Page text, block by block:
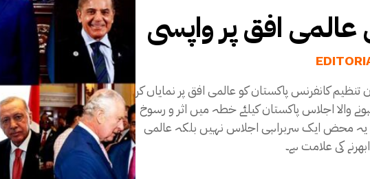
عالمی افق پر واپسی
تنظیم کانفرنس پاکستان کو عالمی افق پر نمایاں کر
والا اجلاس پاکستان کیلئے خطہ میں اثر و رسوخ
یہ محض ایک سربراہی اجلاس نہیں بلکہ عالمی
کی علامت ہے۔